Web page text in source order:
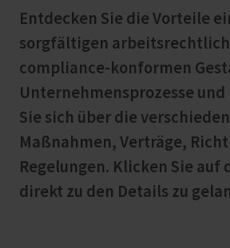
Entdecken Sie die Vorteile
sorgfältigen
compliance-konformen
Unternehmensprozesse
Sie sich über die
Maßnahmen, Verträge,
Regelungen. Klicken Sie auf
direkt zu den Details zu